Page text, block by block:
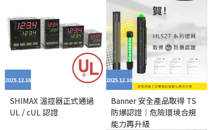
2025.12 18
SHIMAX 溫控器正式通過
UL / cUL 認證
2025.12 10
Banner 安全產品取得 TS
防爆認證｜危險環境合規
能力再升級